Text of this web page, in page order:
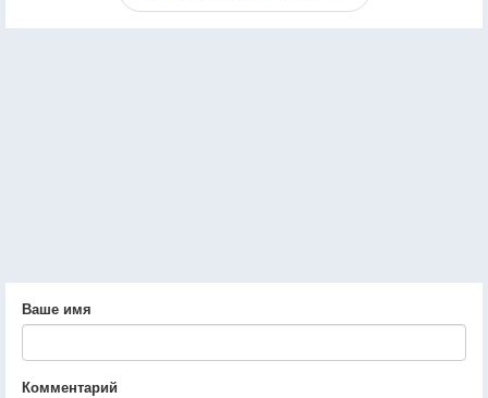
Ваше имя
Комментарий